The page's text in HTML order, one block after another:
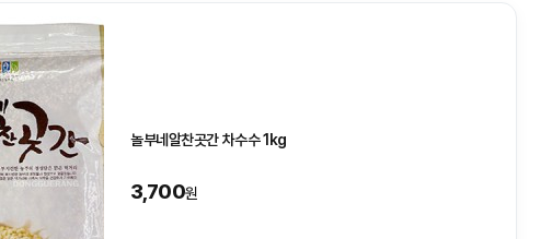
놀부네알찬곳간 차수수 1kg
3,700원